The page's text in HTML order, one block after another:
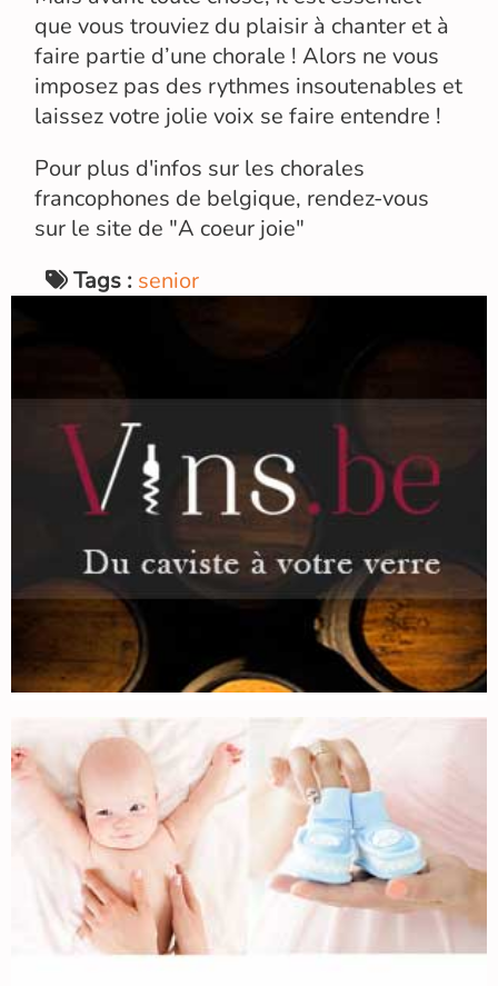
que vous trouviez du plaisir à chanter et à
faire partie d’une chorale ! Alors ne vous
imposez pas des rythmes insoutenables et
laissez votre jolie voix se faire entendre !
Pour plus d'infos sur les chorales
francophones de belgique, rendez-vous
sur le site de "A coeur joie"
Tags : senior